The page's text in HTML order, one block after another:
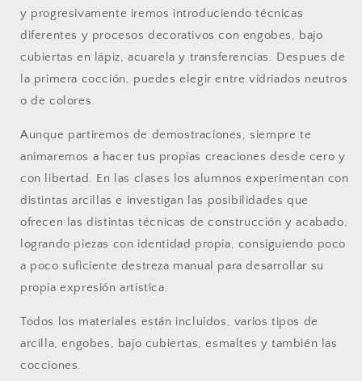
y progresivamente iremos introduciendo técnicas
diferentes y procesos decorativos con engobes, bajo
cubiertas en lápiz, acuarela y transferencias. Despues de
la primera cocción, puedes elegir entre vidriados neutros
o de colores.
Aunque partiremos de demostraciones, siempre te
animaremos a hacer tus propias creaciones desde cero y
con libertad. En las clases los alumnos experimentan con
distintas arcillas e investigan las posibilidades que
ofrecen las distintas técnicas de construcción y acabado,
logrando piezas con identidad propia, consiguiendo poco
a poco suficiente destreza manual para desarrollar su
propia expresión artística.
Todos los materiales están incluidos, varios tipos de
arcilla, engobes, bajo cubiertas, esmaltes y también las
cocciones.